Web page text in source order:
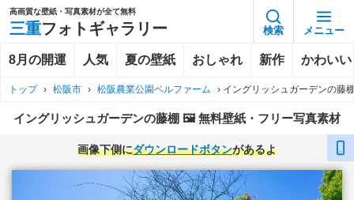
高画質な壁紙・写真素材が全て無料
三重フォトギャラリー 検索 メニュー
8月の開運 人気 夏の壁紙 おしゃれ 新作 かわいい
トップ › 松阪市 › 松阪農業公園ベルファーム › イングリッシュガーデンの藤
イングリッシュガーデンの藤棚 🖼️ 無料壁紙・フリー写真素材
画像下側にダウンロードボタンがあるよ